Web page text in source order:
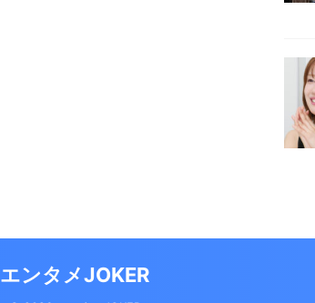
エンタメJOKER